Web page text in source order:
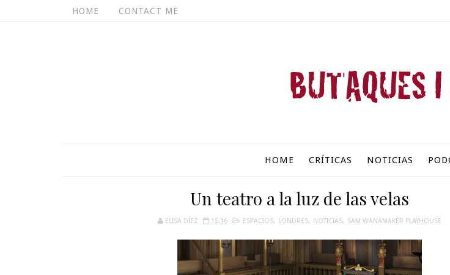
HOME CONTACT ME
HOME CRÍTICAS NOTICIAS
Un teatro a la luz de las velas
ELISA DÍEZ 15:16 ESPACIOS, LONDRES, NOTICIAS, SAM WANAMAKER PLAYHOUSE